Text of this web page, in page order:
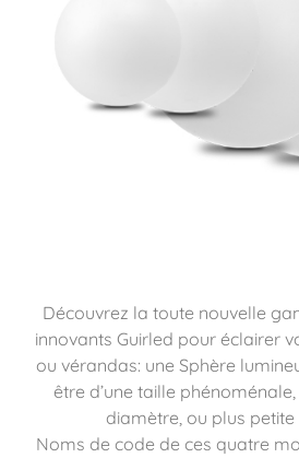
Découvrez la toute nouvelle
innovants Guirled pour éclairer
ou vérandas: une Sphère
être d’une taille
diamètre, ou plus petite
Noms de code de ces quatre